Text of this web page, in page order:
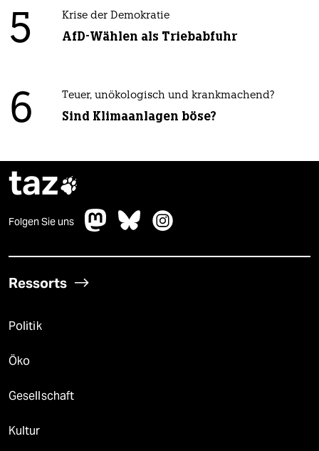
5 Krise der Demokratie
AfD-Wählen als Triebabfuhr
6 Teuer, unökologisch und krankmachend?
Sind Klimaanlagen böse?
taz
Folgen Sie uns
Ressorts
Politik
Öko
Gesellschaft
Kultur